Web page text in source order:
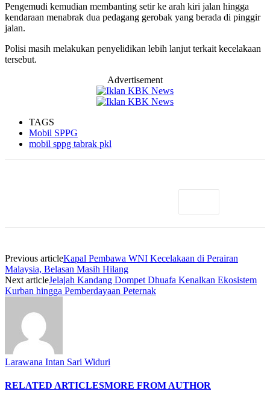
Pengemudi kemudian membanting setir ke arah kiri jalan hingga
kendaraan menabrak dua pedagang gerobak yang berada di pinggir
jalan.
Polisi masih melakukan penyelidikan lebih lanjut terkait kecelakaan
tersebut.
Advertisement
TAGS
Mobil SPPG
mobil sppg tabrak pkl
Previous articleKapal Pembawa WNI Kecelakaan di Perairan
Malaysia, Belasan Masih Hilang
Next articleJelajah Kandang Dompet Dhuafa Kenalkan Ekosistem
Kurban hingga Pemberdayaan Peternak
Larawana Intan Sari Widuri
RELATED ARTICLESMORE FROM AUTHOR